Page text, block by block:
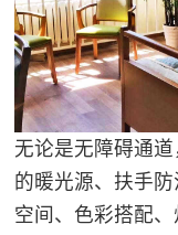
无论是无障碍通
的暖光源、扶手
空间、色彩搭配